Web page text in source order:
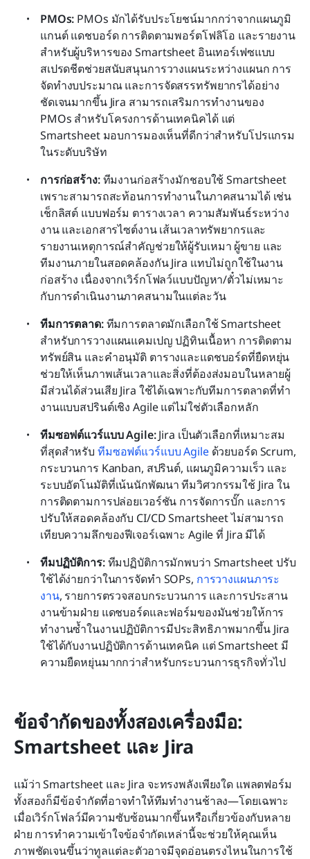
PMOs: PMOs มักได้รับประโยชน์มากกว่าจากแผนภูมิ
แกนต์ แดชบอร์ด การติดตามพอร์ตโฟลิโอ และรายงาน
สำหรับผู้บริหารของ Smartsheet อินเทอร์เฟซแบบ
สเปรดชีตช่วยสนับสนุนการวางแผนระหว่างแผนก การ
จัดทำงบประมาณ และการจัดสรรทรัพยากรได้อย่าง
ชัดเจนมากขึ้น Jira สามารถเสริมการทำงานของ
PMOs สำหรับโครงการด้านเทคนิคได้ แต่
Smartsheet มอบการมองเห็นที่ดีกว่าสำหรับโปรแกรม
ในระดับบริษัท
การก่อสร้าง: ทีมงานก่อสร้างมักชอบใช้ Smartsheet
เพราะสามารถสะท้อนการทำงานในภาคสนามได้ เช่น
เช็กลิสต์ แบบฟอร์ม ตารางเวลา ความสัมพันธ์ระหว่าง
งาน และเอกสารไซต์งาน เส้นเวลาทรัพยากรและ
รายงานเหตุการณ์สำคัญช่วยให้ผู้รับเหมา ผู้ขาย และ
ทีมงานภายในสอดคล้องกัน Jira แทบไม่ถูกใช้ในงาน
ก่อสร้าง เนื่องจากเวิร์กโฟลว์แบบปัญหา/ตั๋วไม่เหมาะ
กับการดำเนินงานภาคสนามในแต่ละวัน
ทีมการตลาด: ทีมการตลาดมักเลือกใช้ Smartsheet
สำหรับการวางแผนแคมเปญ ปฏิทินเนื้อหา การติดตาม
ทรัพย์สิน และคำอนุมัติ ตารางและแดชบอร์ดที่ยืดหยุ่น
ช่วยให้เห็นภาพเส้นเวลาและสิ่งที่ต้องส่งมอบในหลายผู้
มีส่วนได้ส่วนเสีย Jira ใช้ได้เฉพาะกับทีมการตลาดที่ทำ
งานแบบสปรินต์เชิง Agile แต่ไม่ใช่ตัวเลือกหลัก
ทีมซอฟต์แวร์แบบ Agile: Jira เป็นตัวเลือกที่เหมาะสม
ที่สุดสำหรับ ทีมซอฟต์แวร์แบบ Agile ด้วยบอร์ด Scrum,
กระบวนการ Kanban, สปรินต์, แผนภูมิความเร็ว และ
ระบบอัตโนมัติที่เน้นนักพัฒนา ทีมวิศวกรรมใช้ Jira ใน
การติดตามการปล่อยเวอร์ชัน การจัดการบั๊ก และการ
ปรับให้สอดคล้องกับ CI/CD Smartsheet ไม่สามารถ
เทียบความลึกของฟีเจอร์เฉพาะ Agile ที่ Jira มีได้
ทีมปฏิบัติการ: ทีมปฏิบัติการมักพบว่า Smartsheet ปรับ
ใช้ได้ง่ายกว่าในการจัดทำ SOPs, การวางแผนภาระ
งาน, รายการตรวจสอบกระบวนการ และการประสาน
งานข้ามฝ่าย แดชบอร์ดและฟอร์มของมันช่วยให้การ
ทำงานซ้ำในงานปฏิบัติการมีประสิทธิภาพมากขึ้น Jira
ใช้ได้กับงานปฏิบัติการด้านเทคนิค แต่ Smartsheet มี
ความยืดหยุ่นมากกว่าสำหรับกระบวนการธุรกิจทั่วไป
ข้อจำกัดของทั้งสองเครื่องมือ:
Smartsheet และ Jira
แม้ว่า Smartsheet และ Jira จะทรงพลังเพียงใด แพลตฟอร์ม
ทั้งสองก็มีข้อจำกัดที่อาจทำให้ทีมทำงานช้าลง—โดยเฉพาะ
เมื่อเวิร์กโฟลว์มีความซับซ้อนมากขึ้นหรือเกี่ยวข้องกับหลาย
ฝ่าย การทำความเข้าใจข้อจำกัดเหล่านี้จะช่วยให้คุณเห็น
ภาพชัดเจนขึ้นว่าทูลแต่ละตัวอาจมีจุดอ่อนตรงไหนในการใช้